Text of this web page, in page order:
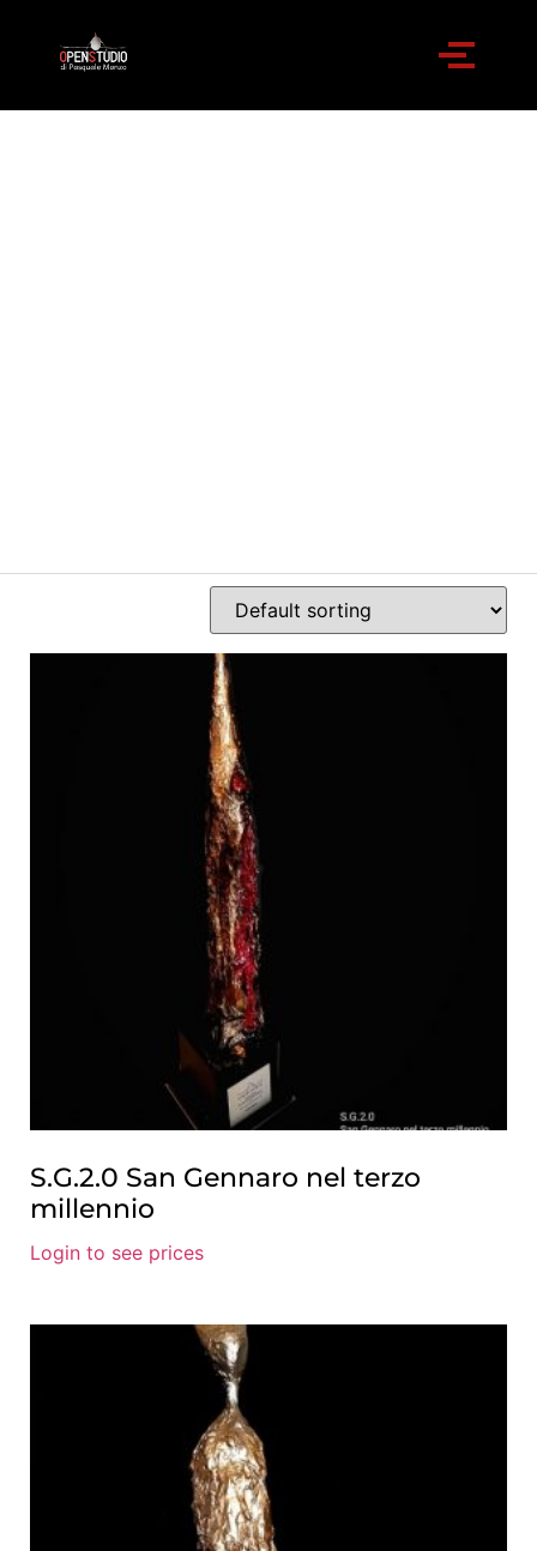
S.G.2.0 San Gennaro nel terzo
millennio
Login to see prices